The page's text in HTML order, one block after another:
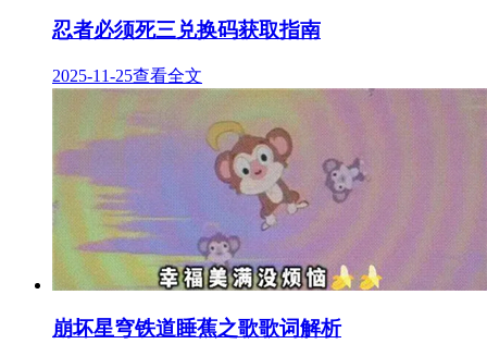
忍者必须死三兑换码获取指南
2025-11-25查看全文
崩坏星穹铁道睡蕉之歌歌词解析